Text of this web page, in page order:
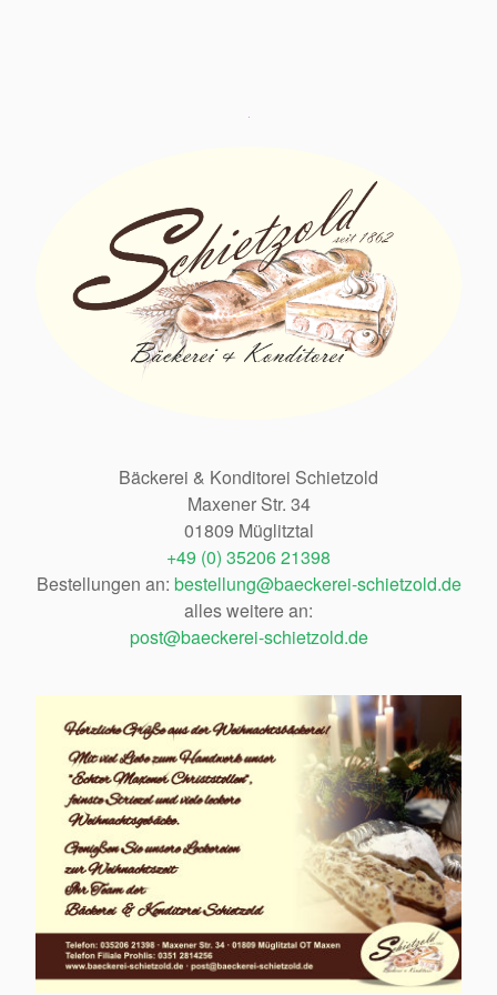
Bäckerei & Konditorei Schietzold
Maxener Str. 34
01809 Müglitztal
+49 (0) 35206 21398
Bestellungen an: bestellung@baeckerei-schietzold.de
alles weitere an:
post@baeckerei-schietzold.de